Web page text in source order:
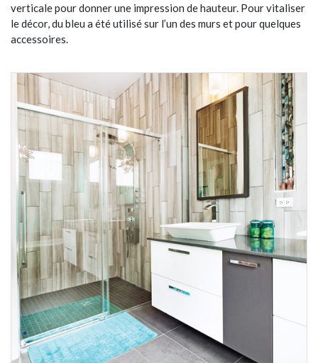
verticale pour donner une impression de hauteur. Pour vitaliser
le décor, du bleu a été utilisé sur l’un des murs et pour quelques
accessoires.